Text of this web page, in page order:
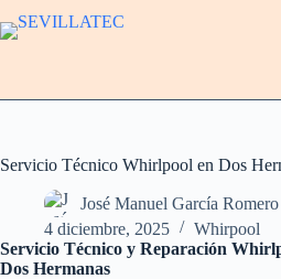
al
Servicio Técnico Whirlpool en Dos
José Manuel García Romero
4 diciembre, 2025
Whirpool
Servicio Técnico y Reparación
Dos Hermanas